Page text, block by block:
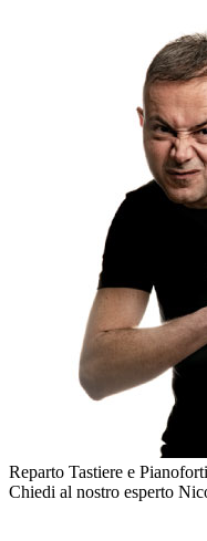
Reparto Tastiere e Pianoforti
Chiedi al nostro esperto